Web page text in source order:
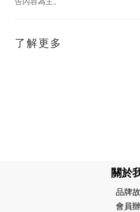
了解更多
關於
品牌
會員